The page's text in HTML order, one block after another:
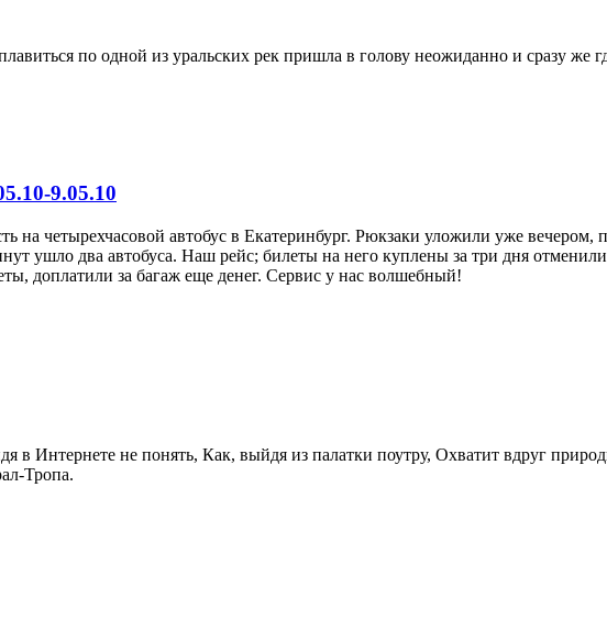
по одной из уральских рек пришла в голову неожиданно и сразу же
9.05.10
на четырехчасовой автобус в Екатеринбург. Рюкзаки уложили уже
ушло два автобуса. Наш рейс; билеты на него куплены за три дня
доплатили за багаж еще денег. Сервис у нас волшебный!
в Интернете не понять, Как, выйдя из палатки поутру, Охватит вдруг
Тропа.